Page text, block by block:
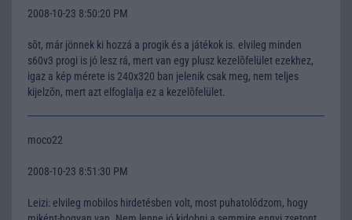
2008-10-23 8:50:20 PM
sõt, már jönnek ki hozzá a progik és a játékok is. elvileg minden
s60v3 progi is jó lesz rá, mert van egy plusz kezelõfelület ezekhez,
igaz a kép mérete is 240x320 ban jelenik csak meg, nem teljes
kijelzõn, mert azt elfoglalja ez a kezelõfelület.
moco22
2008-10-23 8:51:30 PM
Leizi: elvileg mobilos hirdetésben volt, most puhatolódzom, hogy